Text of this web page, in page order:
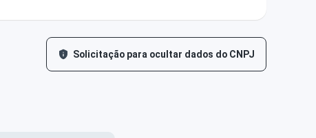
Solicitação para ocultar dados do CNPJ